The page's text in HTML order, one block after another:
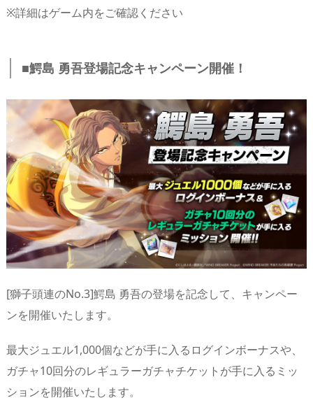
※詳細はゲーム内をご確認ください
■鰐島 勇吾登場記念キャンペーン開催！
[獅子頭連のNo.3]鰐島 勇吾の登場を記念して、キャンペー
ンを開催いたします。
最大ジュエル1,000個などが手に入るログインボーナスや、
ガチャ10回分のレギュラーガチャチケットが手に入るミッ
ションを開催いたします。